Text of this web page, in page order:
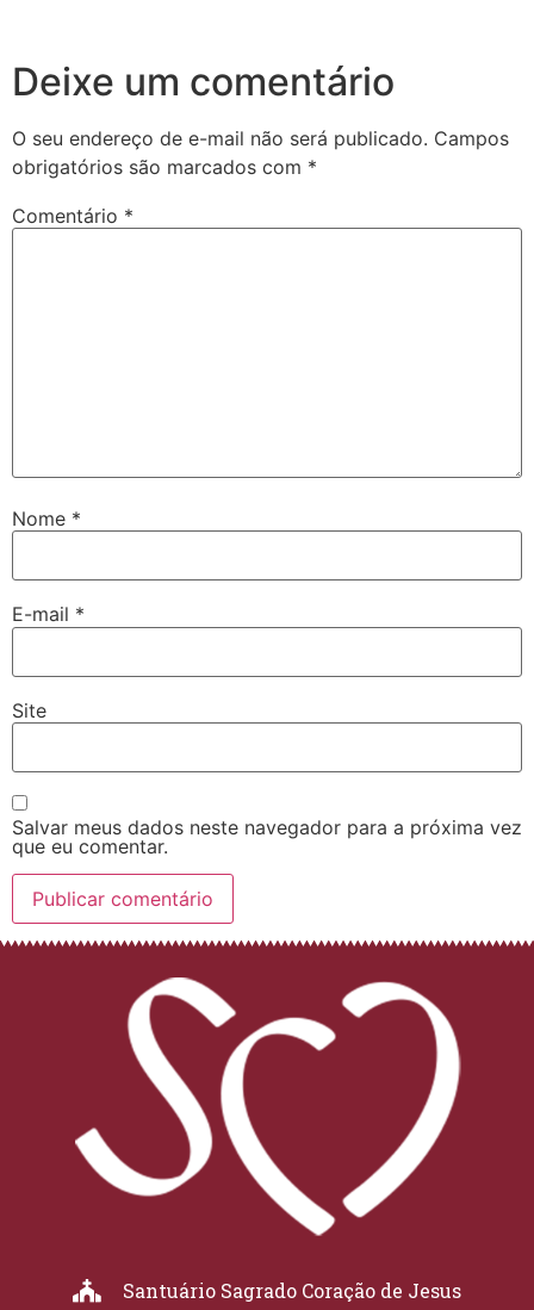
Deixe um comentário
O seu endereço de e-mail não será publicado. Campos
obrigatórios são marcados com *
Comentário *
Nome *
E-mail *
Site
Salvar meus dados neste navegador para a próxima vez
que eu comentar.
Santuário Sagrado Coração de Jesus